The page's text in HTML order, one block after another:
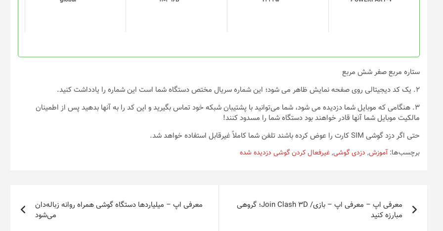
ها
محصول
ها
محصول
ستاره مربع صفر شش مربع
۲. یک کد دیجیتالی روی صفحه نمایش ظاهر می شود؛ این شماره سریال مختص دستگاه شما است این شماره را یادداشت کنید.
۳. هنگامی که موبایل شما دزدیده می شود، شما می‌توانید با پشتیبان شبکه خود تماس بگیرید و این کد را به آنها بدهید پس از اطمینان
مالکیت موبایل شما آنها قادر خواهند بود دستگاه شما را مسدود کنند!
حتی اگر دزد گوشی SIM کارت را عوض کرده باشند تلفن شما کاملاً غیرقابل استفاده خواهد شد.
برچسب‌ها: آموزش, دزدی گوشی,غیرفعال کردن گوشی دزدیده شده
نوشته
معرفی اپ – معرفی اپ – بازی/ Join Clash 3D؛ گروهی
مبارزه کنید
معرفی اپ – میلیاردها دستگاه گوشی همراه روانه زباله‌دان
می‌شود